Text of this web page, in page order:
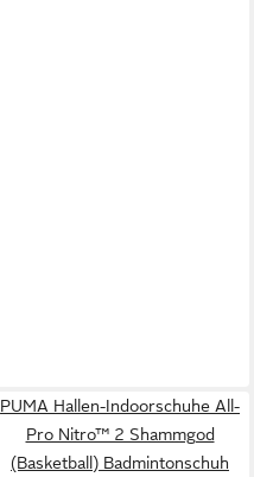
PUMA Hallen-Indoorschuhe All-
Pro Nitro™ 2 Shammgod
(Basketball) Badmintonschuh